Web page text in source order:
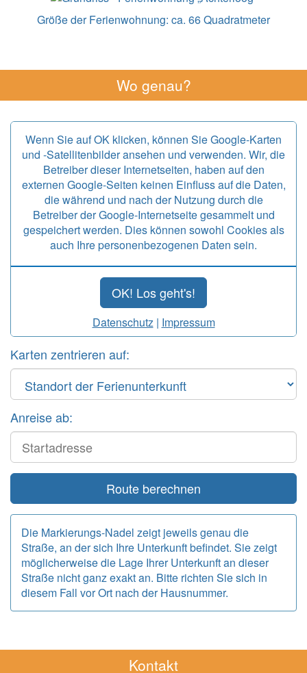
Größe der Ferienwohnung: ca. 66 Quadratmeter
Wo genau?
Wenn Sie auf OK klicken, können Sie Google-Karten
und -Satellitenbilder ansehen und verwenden. Wir, die
Betreiber dieser Internetseiten, haben auf den
externen Google-Seiten keinen Einfluss auf die Daten,
die während und nach der Nutzung durch die
Betreiber der Google-Internetseite gesammelt und
gespeichert werden. Dies können sowohl Cookies als
auch Ihre personenbezogenen Daten sein.
OK! Los geht's!
Datenschutz| Impressum
Karten zentrieren auf:
Anreise ab:
Start
Route berechnen
Die Markierungs-Nadel zeigt jeweils genau die
Straße, an der sich Ihre Unterkunft befindet. Sie zeigt
möglicherweise die Lage Ihrer Unterkunft an dieser
Straße nicht ganz exakt an. Bitte richten Sie sich in
diesem Fall vor Ort nach der Hausnummer.
Kontakt